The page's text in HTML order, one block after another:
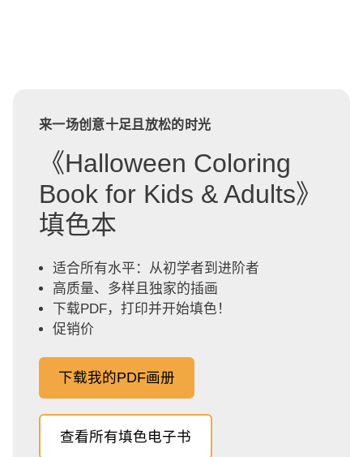
来一场创意十足且放松的时光
《Halloween Coloring
Book for Kids & Adults》
填色本
适合所有水平：从初学者到进阶者
高质量、多样且独家的插画
下载PDF，打印并开始填色！
促销价
下载我的PDF画册
查看所有填色电子书